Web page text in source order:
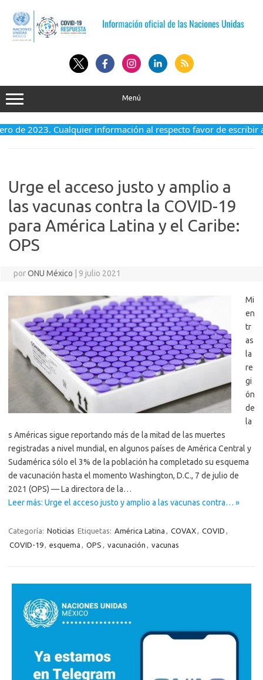
contenido
Menú
de 2023. Cualquier información al respecto favor de escribir
Urge el acceso justo y amplio a
las vacunas contra la COVID-19
para América Latina y el Caribe:
OPS
porONU México 9 julio 2021
Mi
en
tr
as
la
re
gi
ón
de
la
s Américas sigue reportando más de la mitad de las muertes
registradas a nivel mundial, en algunos países de América Central y
Sudamérica sólo el 3% de la población ha completado su esquema
de vacunación hasta el momento Washington, D.C., 7 de julio de
2021 (OPS) — La directora de la…
Leer más: Urge el acceso justo y amplio a las vacunas contra… »
Categoría: Noticias Etiquetas: América Latina , COVAX, COVID ,
COVID-19, esquema , OPS , vacunación , vacunas